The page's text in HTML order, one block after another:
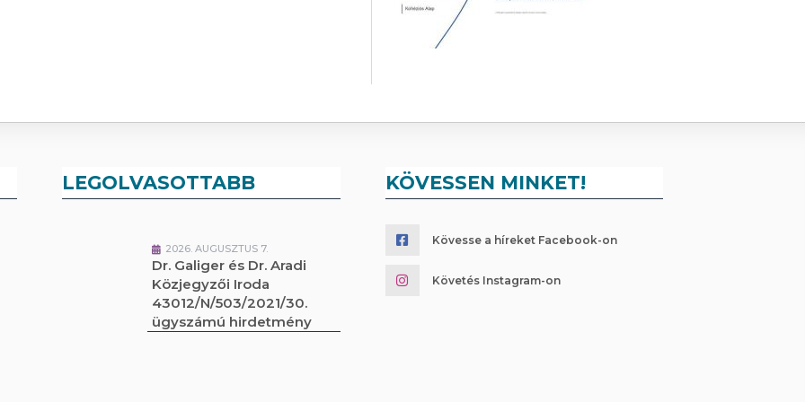
LEGOLVASOTTABB
2026. AUGUSZTUS 7.
Dr. Galiger és Dr. Aradi
Közjegyzői Iroda
43012/N/503/2021/30.
ügyszámú hirdetmény
KÖVESSEN MINKET!
Kövesse a híreket Facebook-on
Követés Instagram-on